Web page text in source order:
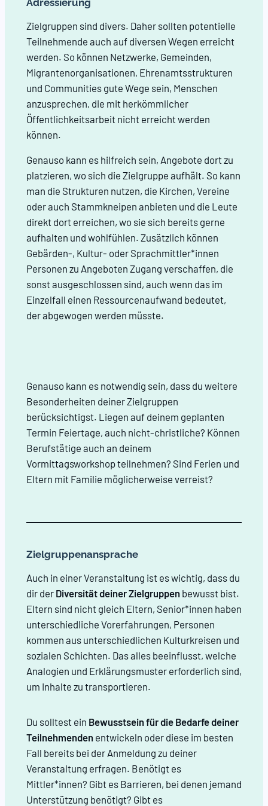
Zielgruppen sind divers. Daher sollten potentielle
Teilnehmende auch auf diversen Wegen erreicht
werden. So können Netzwerke, Gemeinden,
Migrantenorganisationen, Ehrenamtsstrukturen
und Communities gute Wege sein, Menschen
anzusprechen, die mit herkömmlicher
Öffentlichkeitsarbeit nicht erreicht werden
können.
Genauso kann es hilfreich sein, Angebote dort zu
platzieren, wo sich die Zielgruppe aufhält. So kann
man die Strukturen nutzen, die Kirchen, Vereine
oder auch Stammkneipen anbieten und die Leute
direkt dort erreichen, wo sie sich bereits gerne
aufhalten und wohlfühlen. Zusätzlich können
Gebärden-, Kultur- oder Sprachmittler*innen
Personen zu Angeboten Zugang verschaffen, die
sonst ausgeschlossen sind, auch wenn das im
Einzelfall einen Ressourcenaufwand bedeutet,
der abgewogen werden müsste.
Genauso kann es notwendig sein, dass du weitere
Besonderheiten deiner Zielgruppen
berücksichtigst. Liegen auf deinem geplanten
Termin Feiertage, auch nicht-christliche? Können
Berufstätige auch an deinem
Vormittagsworkshop teilnehmen? Sind Ferien und
Eltern mit Familie möglicherweise verreist?
Zielgruppenansprache
Auch in einer Veranstaltung ist es wichtig, dass du
dir der Diversität deiner Zielgruppenbewusst bist.
Eltern sind nicht gleich Eltern, Senior*innen haben
unterschiedliche Vorerfahrungen, Personen
kommen aus unterschiedlichen Kulturkreisen und
sozialen Schichten. Das alles beeinflusst, welche
Analogien und Erklärungsmuster erforderlich sind,
um Inhalte zu transportieren.
Du solltest ein Bewusstsein für die Bedarfe deiner
Teilnehmendenentwickeln oder diese im besten
Fall bereits bei der Anmeldung zu deiner
Veranstaltung erfragen. Benötigt es
Mittler*innen? Gibt es Barrieren, bei denen jemand
Unterstützung benötigt? Gibt es